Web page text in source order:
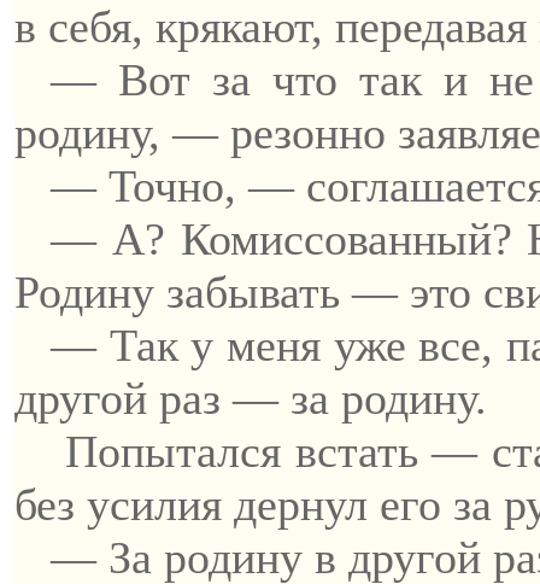
в себя, крякают,
— Вот за что так и
родину, — резонно
— Точно, —
— А? Комиссованный?
Родину забывать — это
— Так у меня уже все,
другой раз — за родину.
Попытался встать —
без усилия дернул его за
— За родину в другой